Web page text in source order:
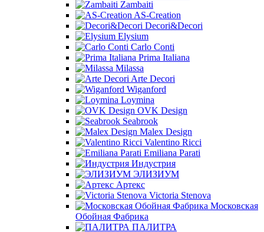
Zambaiti
AS-Creation
Decori&Decori
Elysium
Carlo Conti
Prima Italiana
Milassa
Arte Decori
Wiganford
Loymina
OVK Design
Seabrook
Malex Design
Valentino Ricci
Emiliana Parati
Индустрия
ЭЛИЗИУМ
Артекс
Victoria Stenova
Московская
Обойная Фабрика
ПАЛИТРА